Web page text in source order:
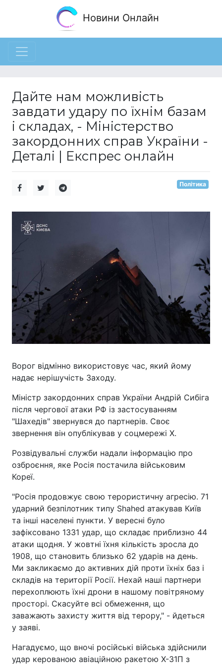
Новини Онлайн
Дайте нам можливість
завдати удару по їхнім базам
і складах, - Міністерство
закордонних справ України -
Деталі | Експрес онлайн
Політика
Ворог відмінно використовує час, який йому
надає нерішучість Заходу.
Міністр закордонних справ України Андрій Сибіга
після чергової атаки РФ із застосуванням
"Шахедів" звернувся до партнерів. Своє
звернення він опублікував у соцмережі X.
Розвідувальні служби надали інформацію про
озброєння, яке Росія постачила військовим
Кореї.
"Росія продовжує свою терористичну агресію. 71
ударний безпілотник типу Shahed атакував Київ
та інші населені пункти. У вересні було
зафіксовано 1331 удар, що складає приблизно 44
атаки щодня. У жовтні їхня кількість зросла до
1908, що становить близько 62 ударів на день.
Ми закликаємо до активних дій проти їхніх баз і
складів на території Росії. Нехай наші партнери
перехоплюють їхні дрони в нашому повітряному
просторі. Скасуйте всі обмеження, що
заважають захисту життя від терору," - йдеться
у заяві.
Нагадуємо, що вночі російські війська здійснили
удар керованою авіаційною ракетою Х-31П з